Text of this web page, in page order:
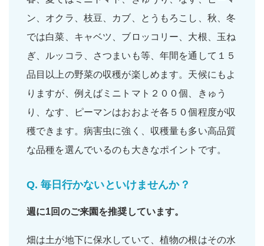
ン、オクラ、枝豆、カブ、とうもろこし、秋、冬
では白菜、キャベツ、ブロッコリー、大根、玉ね
ぎ、ルッコラ、さつまいも等、年間を通して１５
品目以上の野菜の収穫が楽しめます。天候にもよ
りますが、例えばミニトマト２００個、きゅう
り、なす、ピーマンはおおよそ各５０個程度が収
穫できます。病害虫に強く、収穫量も多い高品質
な品種を選んでいるのも大きなポイントです。
Q. 毎日行かないといけませんか？
週に1回 のご来園を推奨しています。
畑は土が地下に保水していて、植物の根はその水